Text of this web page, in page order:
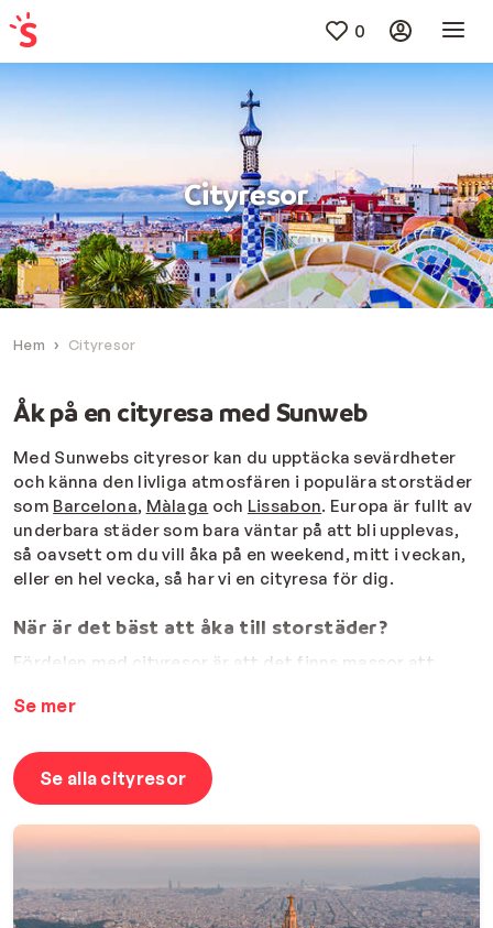
0
Cityresor
Hem Cityresor
Åk på en cityresa med Sunweb
Med Sunwebs cityresor kan du upptäcka sevärdheter
och känna den livliga atmosfären i populära storstäder
som Barcelona, Màlaga och Lissabon. Europa är fullt av
underbara städer som bara väntar på att bli upplevas,
så oavsett om du vill åka på en weekend, mitt i veckan,
eller en hel vecka, så har vi en cityresa för dig.
När är det bäst att åka till storstäder?
Fördelen med cityresor är att det finns massor att
traditionella semestersäsongen. På en
spännande restauranger att utforska, en mängd
butiker att besöka och en uppsjö aktiviteter uppleva,
året rumt. Att semestra i en storstad innebär också att
du kommer närmre den lokala kulturen.
Cityresor för alla!
Oavsett om du vill ta med barnen, din partner eller en
Se mer
Se alla cityresor